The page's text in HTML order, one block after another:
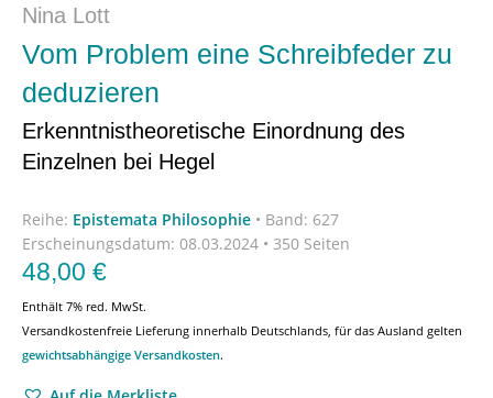
Nina Lott
Vom Problem eine Schreibfeder zu
deduzieren
Erkenntnistheoretische Einordnung des
Einzelnen bei Hegel
Reihe: Epistemata Philosophie • Band: 627
Erscheinungsdatum: 08.03.2024 • 350 Seiten
48,00 €
Enthält 7% red. MwSt.
Versandkostenfreie Lieferung innerhalb Deutschlands, für das Ausland gelten
gewichtsabhängige Versandkosten.